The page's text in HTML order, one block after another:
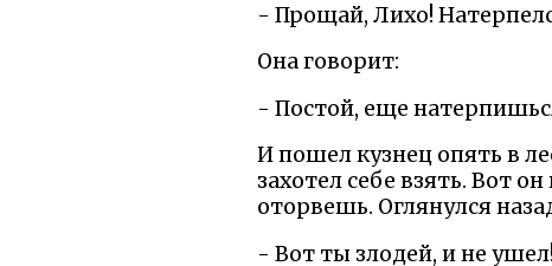
- Прощай, Лихо!
Она говорит:
- Постой, еще
И пошел кузнец опять в
захотел себе взять. Вот
оторвешь. Оглянулся
- Вот ты злодей, и не ушел!